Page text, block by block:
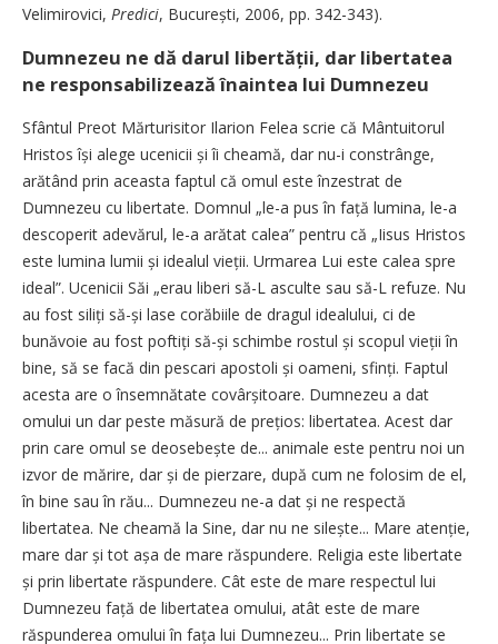
Velimirovici, Predici, București, 2006, pp. 342-343).
Dumnezeu ne dă darul libertății, dar libertatea
ne responsabilizează înaintea lui Dumnezeu
Sfântul Preot Mărturisitor Ilarion Felea scrie că Mântuitorul
Hristos își alege ucenicii și îi cheamă, dar nu-i constrânge,
arătând prin aceasta faptul că omul este înzestrat de
Dumnezeu cu libertate. Domnul „le-a pus în față lumina, le-a
descoperit adevărul, le-a arătat calea” pentru că „Iisus Hristos
este lumina lumii și idealul vieții. Urmarea Lui este calea spre
ideal”. Ucenicii Săi „erau liberi să-L asculte sau să-L refuze. Nu
au fost siliți să-și lase corăbiile de dragul idealului, ci de
bunăvoie au fost poftiți să-și schimbe rostul și scopul vieții în
bine, să se facă din pescari apostoli și oameni, sfinți. Faptul
acesta are o însemnătate covârși­toare. Dumnezeu a dat
omului un dar peste măsură de prețios: libertatea. Acest dar
prin care omul se deosebește de... animale este pentru noi un
izvor de mărire, dar și de pierzare, după cum ne folosim de el,
în bine sau în rău... Dumnezeu ne-a dat și ne respectă
libertatea. Ne cheamă la Sine, dar nu ne silește... Mare atenție,
mare dar și tot așa de mare răspundere. Religia este libertate
și prin libertate răspundere. Cât este de mare respectul lui
Dumnezeu față de libertatea omului, atât este de mare
răspunderea omului în fața lui Dumnezeu... Prin libertate se